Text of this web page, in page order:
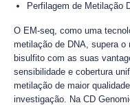
Perfilagem de Metilação
O EM-seq, como uma
metilação de DNA, supera o
bisulfito com as suas
sensibilidade e cobertura
metilação de maior
investigação. Na CD